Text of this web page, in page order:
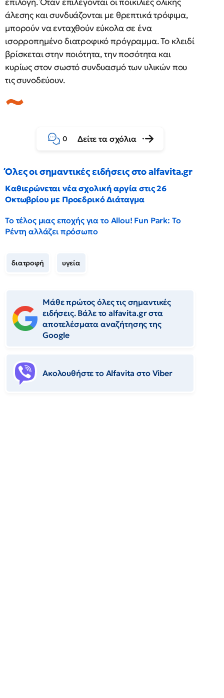
άλεσης και συνδυάζονται με θρεπτικά τρόφιμα,
μπορούν να ενταχθούν εύκολα σε ένα
ισορροπημένο διατροφικό πρόγραμμα. Το κλειδί
βρίσκεται στην ποιότητα, την ποσότητα και
κυρίως στον σωστό συνδυασμό των υλικών που
τις συνοδεύουν.
0 Δείτε τα σχόλια
Όλες οι σημαντικές ειδήσεις στο alfavita.gr
Καθιερώνεται νέα σχολική αργία στις 26
Οκτωβρίου με Προεδρικό Διάταγμα
Το τέλος μιας εποχής για το Allou! Fun Park: Το
Ρέντη αλλάζει πρόσωπο
διατροφή υγεία
Μάθε πρώτος όλες τις σημαντικές
ειδήσεις. Βάλε το alfavita.gr στα
αποτελέσματα αναζήτησης της
Google
Ακολουθήστε το Αlfavita στο Viber